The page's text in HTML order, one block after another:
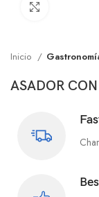
Inicio
ASADOR